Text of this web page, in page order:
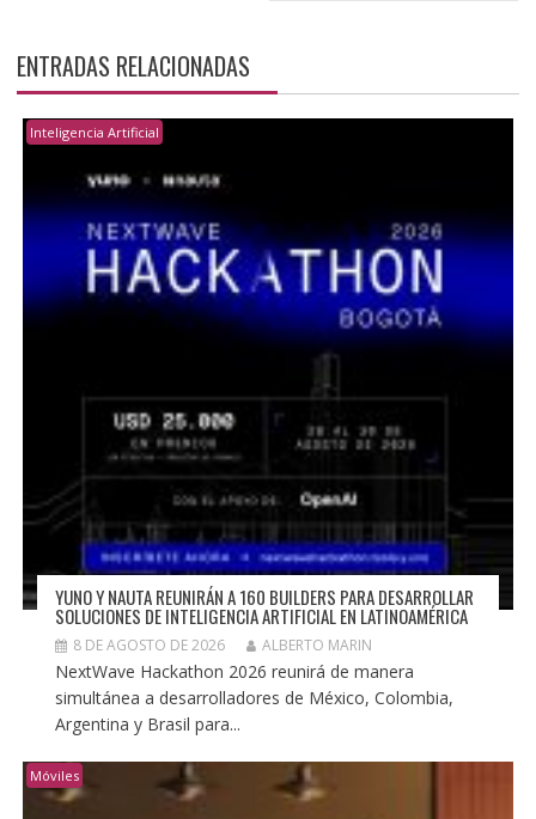
ENTRADAS RELACIONADAS
Inteligencia Artificial
YUNO Y NAUTA REUNIRÁN A 160 BUILDERS PARA DESARROLLAR
SOLUCIONES DE INTELIGENCIA ARTIFICIAL EN LATINOAMÉRICA
8 DE AGOSTO DE 2026 ALBERTO MARIN
NextWave Hackathon 2026 reunirá de manera
simultánea a desarrolladores de México, Colombia,
Argentina y Brasil para...
Móviles